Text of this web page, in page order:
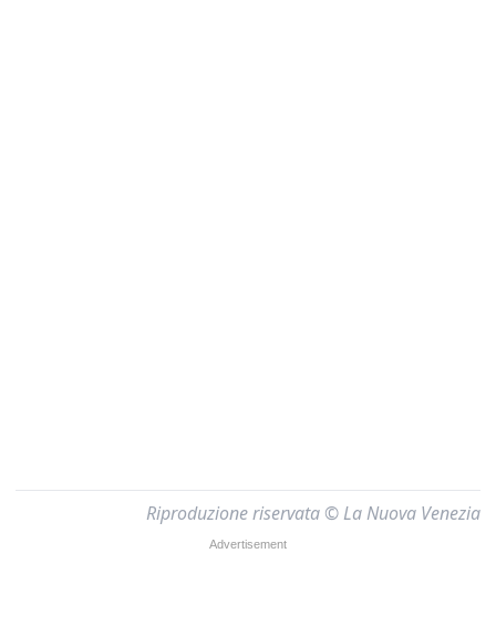
Riproduzione riservata © La Nuova Venezia